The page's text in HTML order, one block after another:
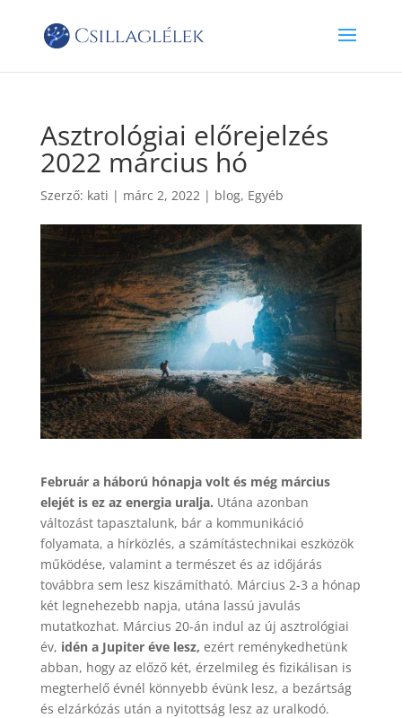
Asztrológiai előrejelzés
2022 március hó
Szerző: kati | márc 2, 2022| blog, Egyéb
Február a háború hónapja volt és még március
elejét is ez az energia uralja. Utána azonban
változást tapasztalunk, bár a kommunikáció
folyamata, a hírközlés, a számítástechnikai eszközök
működése, valamint a természet és az időjárás
továbbra sem lesz kiszámítható. Március 2-3 a hónap
két legnehezebb napja, utána lassú javulás
mutatkozhat. Március 20-án indul az új asztrológiai
év, idén a Jupiter éve lesz, ezért reménykedhetünk
abban, hogy az előző két, érzelmileg és fizikálisan is
megterhelő évnél könnyebb évünk lesz, a bezártság
és elzárkózás után a nyitottság lesz az uralkodó.